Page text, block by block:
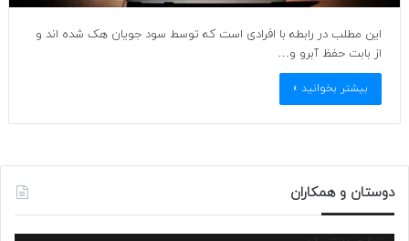
این مطلب در رابطه با افرادی است که توسط سود جویان هک شده اند و
از بابت حفظ آبرو و…
بیشتر بخوانید »
دوستان و همکاران